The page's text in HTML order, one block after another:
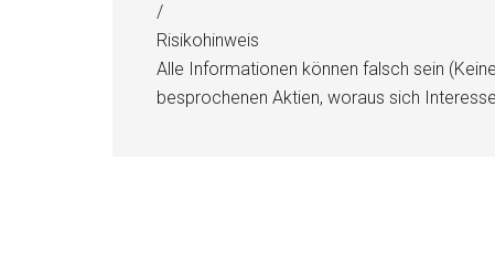
/
Risikohinweis
Alle Informationen können falsch sein
besprochenen Aktien, woraus sich